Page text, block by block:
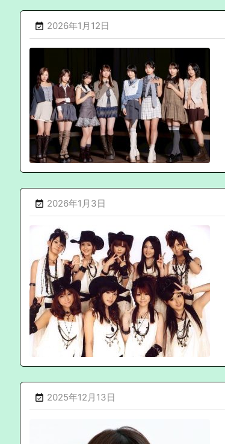
 2026年1月12日
 2026年1月3日
 2025年12月13日